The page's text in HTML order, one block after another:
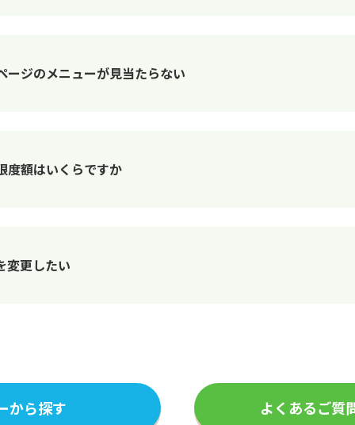
ジのメニューが見当たらない
度額はいくらですか
変更したい
から探す よくあるご質